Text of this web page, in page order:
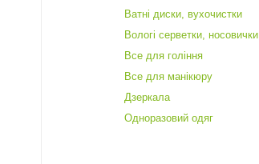
Ватні диски, вухочистки
Вологі серветки, носовички
Все для гоління
Все для манікюру
Дзеркала
Одноразовий одяг